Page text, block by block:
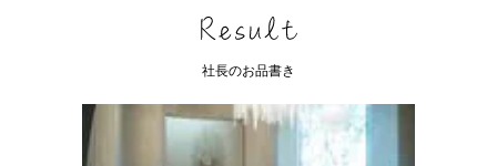
社長のお品書き